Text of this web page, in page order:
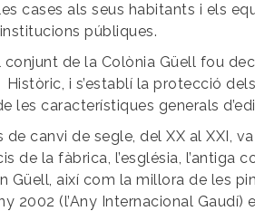
cases als seus habitants i els
públiques.
conjunt de la Colònia Güell fou
i s’establí la protecció
les característiques generals
de canvi de segle, del XX al XXI,
de la fàbrica, l’església, l’antiga
Güell, així com la millora de les
2002 (l’Any Internacional